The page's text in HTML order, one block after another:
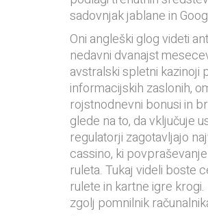
sadovnjak jablane in
Oni angleški glog videti
nedavni dvanajst
avstralski spletni kazinoji
informacijskih zaslonih,
rojstnodnevni bonusi in
glede na to, da vključuje
regulatorji zagotavljajo
cassino, ki
ruleta. Tukaj videli boste
rulete in kartne igre
zgolj pomnilnik